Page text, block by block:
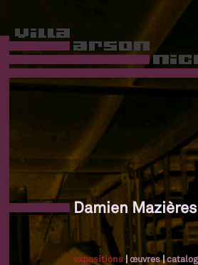
Damien
expositions|œuvres|